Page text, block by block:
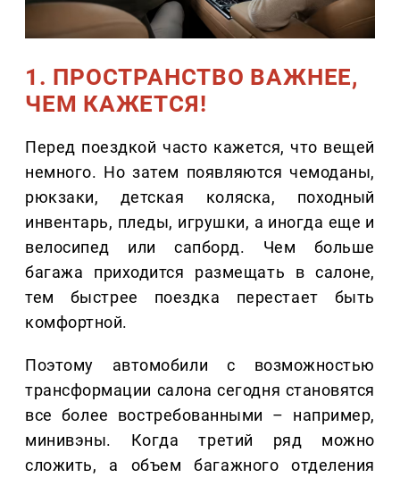
1. ПРОСТРАНСТВО ВАЖНЕЕ,
ЧЕМ КАЖЕТСЯ!
Перед поездкой часто кажется, что вещей
немного. Но затем появляются чемоданы,
рюкзаки, детская коляска, походный
инвентарь, пледы, игрушки, а иногда еще и
велосипед или сапборд. Чем больше
багажа приходится размещать в салоне,
тем быстрее поездка перестает быть
комфортной.
Поэтому автомобили с возможностью
трансформации салона сегодня становятся
все более востребованными – например,
минивэны. Когда третий ряд можно
сложить, а объем багажного отделения